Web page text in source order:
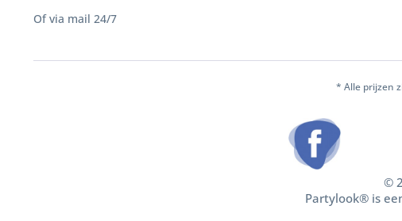
Of via mail 24/7
* Alle prijzen
©
Partylook® is